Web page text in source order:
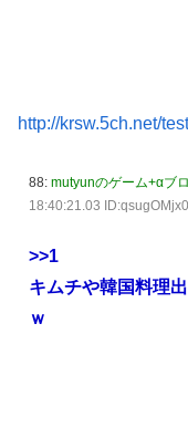
定＆最新PV公開
【朗報】 ほの暮ら
【アイマス】 アイ
くやつやってるの
連合のモルモット
声優のデビュー前
http://krsw.5ch.net/
88: mutyunのゲーム+αブ
18:40:21.03 ID:qsugOMjx0
>>1
キムチや韓国料理
ｗ